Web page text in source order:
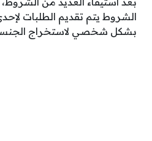
الشروط يتم تقديم الطلبات
بشكل شخصي لاستخراج